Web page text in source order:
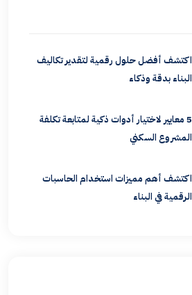
اكتشف أفضل حلول رقمية لتقدير تكاليف
البناء بدقة وذكاء
5 معايير لاختيار أدوات ذكية لمتابعة تكلفة
المشروع السكني
اكتشف أهم مميزات استخدام الحاسبات
الرقمية في البناء